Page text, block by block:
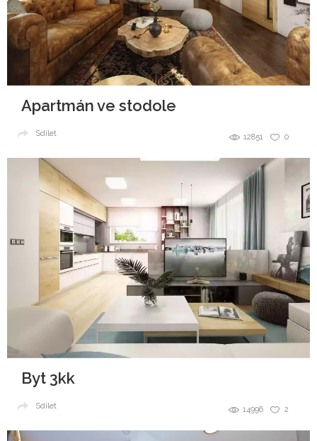
Apartmán ve stodole
0
12851
Sdílet
Byt 3kk
2
14996
Sdílet